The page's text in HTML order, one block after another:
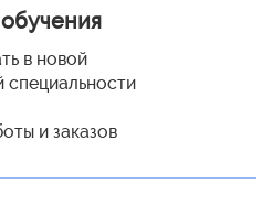
в новой
специальности
и заказов